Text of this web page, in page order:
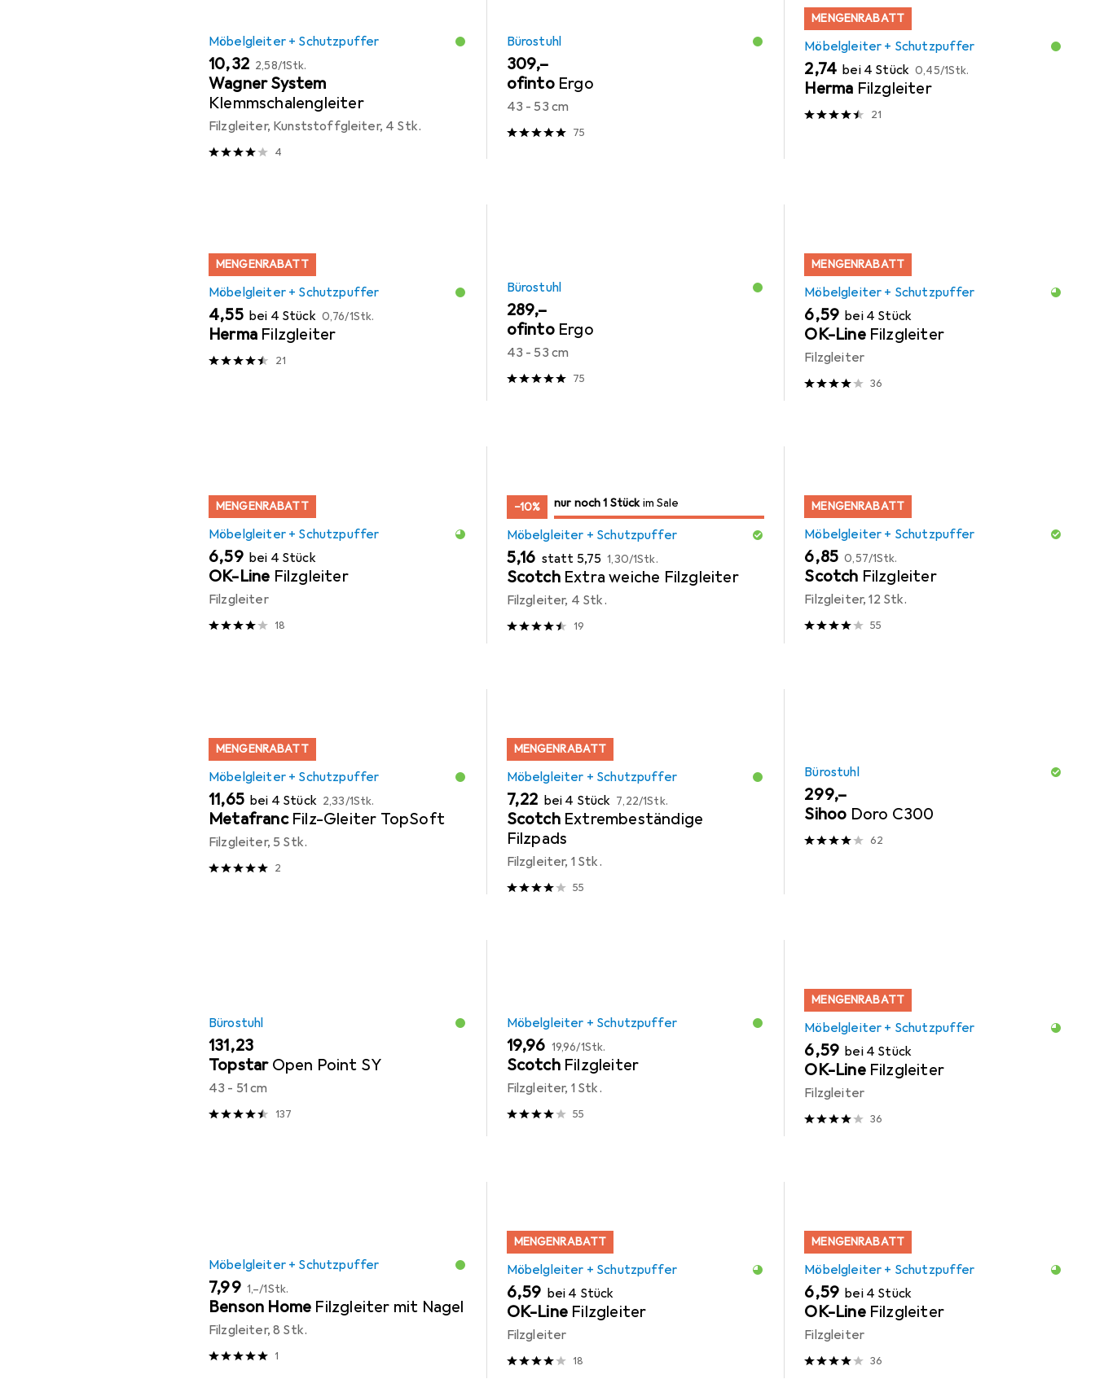
Möbelgleiter + Schutzpuffer
EUR
10,32 EUR
2,58/1Stk.
Wagner System
Klemmschalengleiter
Filzgleiter, Kunststoffgleiter, 4 Stk.
4
Bürostuhl
EUR
309,–
ofinto Ergo
43 - 53 cm
75
MENGENRABATT
Möbelgleiter + Schutzpuffer
EUR
2,74 bei 4 Stück EUR
0,45/1Stk.
Herma Filzgleiter
21
MENGENRABATT
Möbelgleiter + Schutzpuffer
EUR
4,55 bei 4 Stück EUR
0,76/1Stk.
Herma Filzgleiter
21
Bürostuhl
EUR
289,–
ofinto Ergo
43 - 53 cm
75
MENGENRABATT
Möbelgleiter + Schutzpuffer
EUR
6,59 bei 4 Stück
OK-Line Filzgleiter
Filzgleiter
36
MENGENRABATT
Möbelgleiter + Schutzpuffer
EUR
6,59 bei 4 Stück
OK-Line Filzgleiter
Filzgleiter
18
−10% noch 1 Stückim Sale
nur noch 1 Stück im Sale
Möbelgleiter + Schutzpuffer
EUR
5,16 statt EUR
5,75 EUR
1,30/1Stk.
Scotch Extra weiche Filzgleiter
Filzgleiter, 4 Stk.
19
MENGENRABATT
Möbelgleiter + Schutzpuffer
EUR
6,85 EUR
0,57/1Stk.
Scotch Filzgleiter
Filzgleiter, 12 Stk.
55
MENGENRABATT
Möbelgleiter + Schutzpuffer
EUR
11,65 bei 4 Stück EUR
2,33/1Stk.
Metafranc Filz-Gleiter TopSoft
Filzgleiter, 5 Stk.
2
MENGENRABATT
Möbelgleiter + Schutzpuffer
EUR
7,22 bei 4 Stück EUR
7,22/1Stk.
Scotch Extrembeständige
Filzpads
Filzgleiter, 1 Stk.
55
Bürostuhl
EUR
299,–
Sihoo Doro C300
62
Bürostuhl
EUR
131,23
Topstar Open Point SY
43 - 51 cm
137
Möbelgleiter + Schutzpuffer
EUR
19,96 EUR
19,96/1Stk.
Scotch Filzgleiter
Filzgleiter, 1 Stk.
55
MENGENRABATT
Möbelgleiter + Schutzpuffer
EUR
6,59 bei 4 Stück
OK-Line Filzgleiter
Filzgleiter
36
Möbelgleiter + Schutzpuffer
EUR
7,99 EUR
1,–/1Stk.
Benson Home Filzgleiter mit Nagel
Filzgleiter, 8 Stk.
1
MENGENRABATT
Möbelgleiter + Schutzpuffer
EUR
6,59 bei 4 Stück
OK-Line Filzgleiter
Filzgleiter
18
MENGENRABATT
Möbelgleiter + Schutzpuffer
EUR
6,59 bei 4 Stück
OK-Line Filzgleiter
Filzgleiter
36